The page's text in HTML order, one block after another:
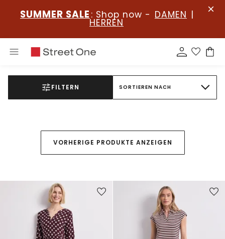
SUMMER SALE : Shop now - DAMEN |
HERREN
FILTERN SORTIEREN NACH
VORHERIGE PRODUKTE ANZEIGEN